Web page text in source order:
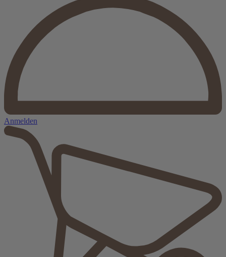
Anmelden